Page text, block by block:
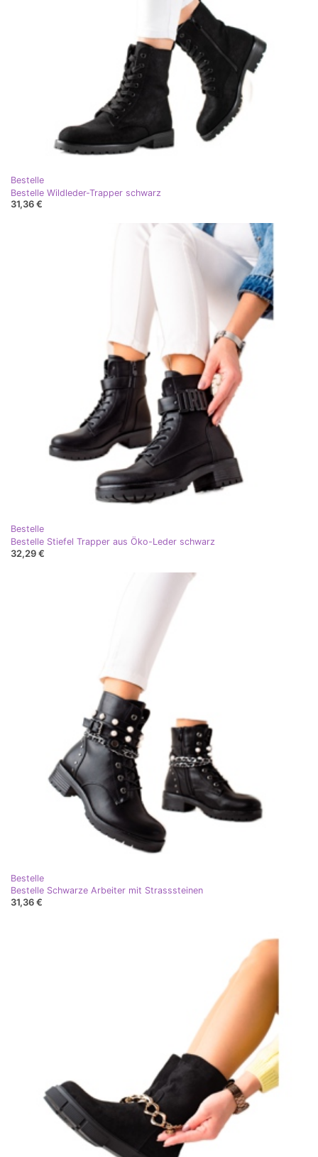
Bestelle
Bestelle Wildleder-Trapper schwarz
31,36 €
Bestelle
Bestelle Stiefel Trapper aus Öko-Leder schwarz
32,29 €
Bestelle
Bestelle Schwarze Arbeiter mit Strasssteinen
31,36 €